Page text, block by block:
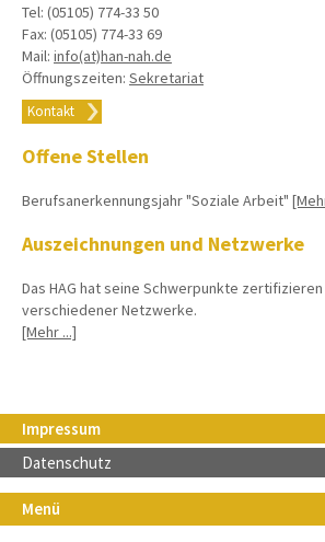
Tel: (05105) 774-33 50
Fax: (05105) 774-33 69
Mail: info(at)han-nah.de
Öffnungszeiten: Sekretariat
Kontakt
Offene Stellen
Berufsanerkennungsjahr "Soziale Arbeit"
Auszeichnungen und Netzwerke
Das HAG hat seine Schwerpunkte
verschiedener Netzwerke.
[Mehr ...]
Impressum
Datenschutz
Menü